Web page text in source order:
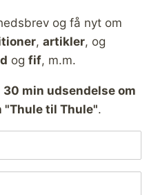
og få nyt om
, artikler, og
og fif, m.m.
30 min udsendelse om
"Thule til Thule".